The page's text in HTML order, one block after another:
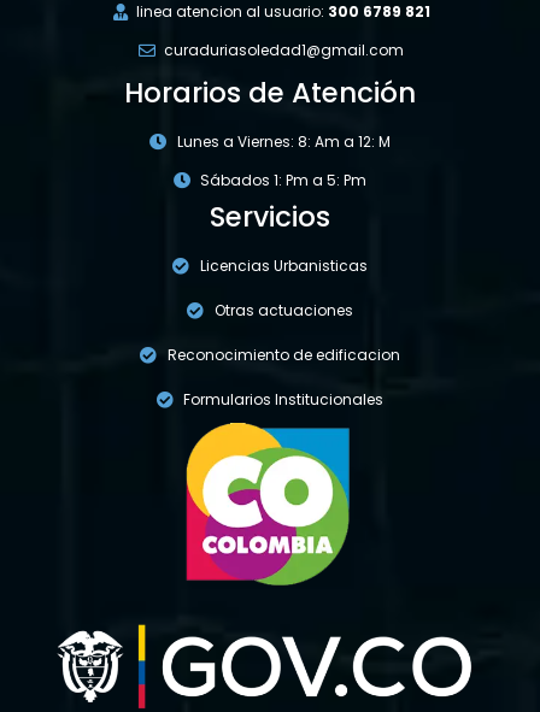
linea atencion al usuario: 300 6789 821
curaduriasoledad1@gmail.com
Horarios de Atención
Lunes a Viernes: 8: Am a 12: M
Sábados 1: Pm a 5: Pm
Servicios
Licencias Urbanisticas
Otras actuaciones
Reconocimiento de edificacion
Formularios Institucionales